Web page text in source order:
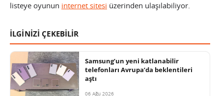
listeye oyunun internet sitesi üzerinden ulaşılabiliyor.
İLGİNİZİ ÇEKEBİLİR
Samsung’un yeni katlanabilir
telefonları Avrupa’da beklentileri
aştı
06 Ağu 2026